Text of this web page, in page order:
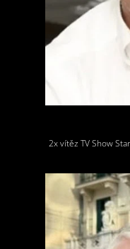
2x vítěz TV Show